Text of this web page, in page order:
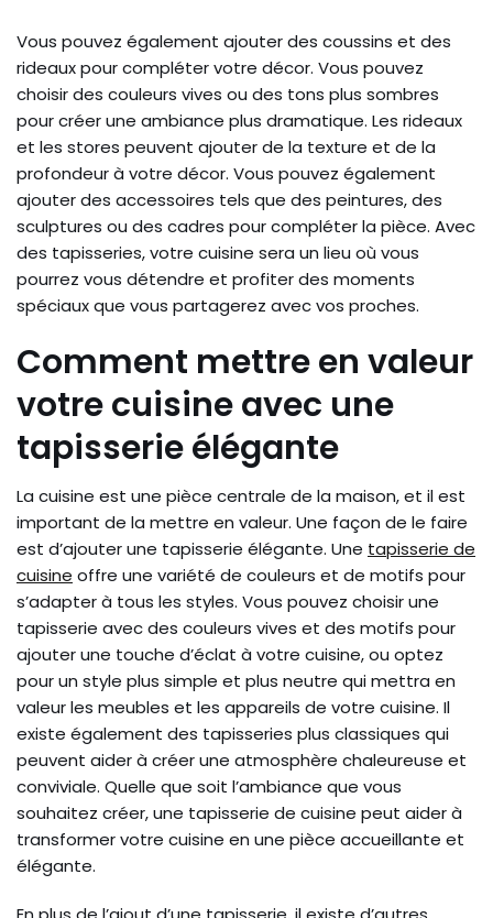
Vous pouvez également ajouter des coussins et des
rideaux pour compléter votre décor. Vous pouvez
choisir des couleurs vives ou des tons plus sombres
pour créer une ambiance plus dramatique. Les rideaux
et les stores peuvent ajouter de la texture et de la
profondeur à votre décor. Vous pouvez également
ajouter des accessoires tels que des peintures, des
sculptures ou des cadres pour compléter la pièce. Avec
des tapisseries, votre cuisine sera un lieu où vous
pourrez vous détendre et profiter des moments
spéciaux que vous partagerez avec vos proches.
Comment mettre en valeur
votre cuisine avec une
tapisserie élégante
La cuisine est une pièce centrale de la maison, et il est
important de la mettre en valeur. Une façon de le faire
est d’ajouter une tapisserie élégante. Une tapisserie de
cuisine offre une variété de couleurs et de motifs pour
s’adapter à tous les styles. Vous pouvez choisir une
tapisserie avec des couleurs vives et des motifs pour
ajouter une touche d’éclat à votre cuisine, ou optez
pour un style plus simple et plus neutre qui mettra en
valeur les meubles et les appareils de votre cuisine. Il
existe également des tapisseries plus classiques qui
peuvent aider à créer une atmosphère chaleureuse et
conviviale. Quelle que soit l’ambiance que vous
souhaitez créer, une tapisserie de cuisine peut aider à
transformer votre cuisine en une pièce accueillante et
élégante.